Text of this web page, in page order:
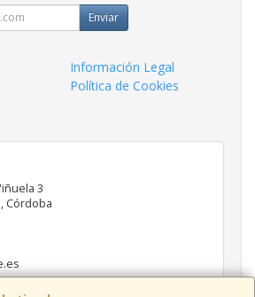
Enviar
Información Legal
Política de Cookies
3
, Córdoba